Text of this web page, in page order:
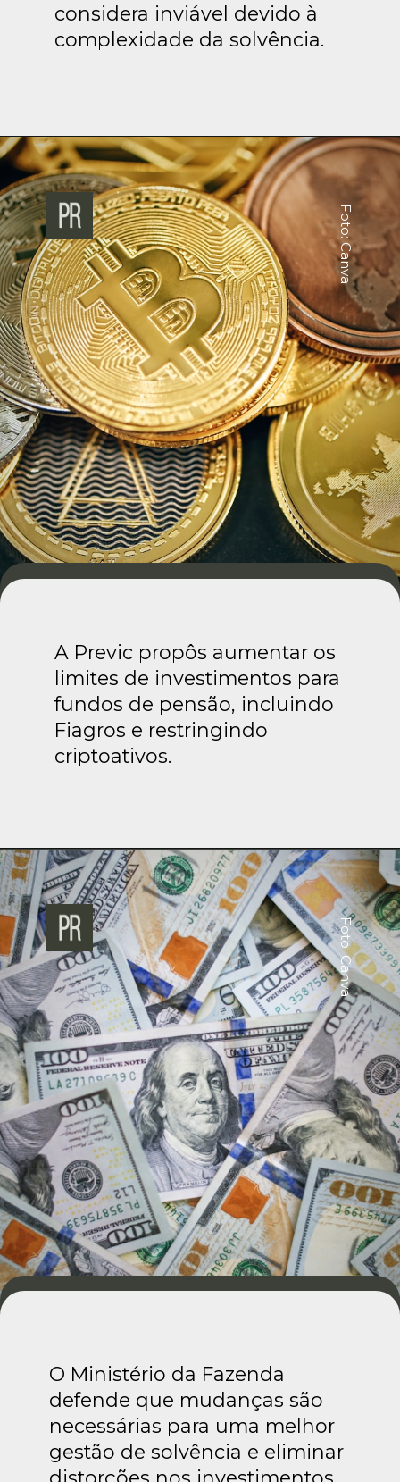
considera inviável devido à
complexidade da solvência.
Foto: Canva
A Previc propôs aumentar os
limites de investimentos para
fundos de pensão, incluindo
Fiagros e restringindo
criptoativos.
Foto: Canva
O Ministério da Fazenda
defende que mudanças são
necessárias para uma melhor
gestão de solvência e eliminar